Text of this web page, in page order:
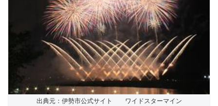
出典元：伊勢市公式サイト ワイドスターマイン